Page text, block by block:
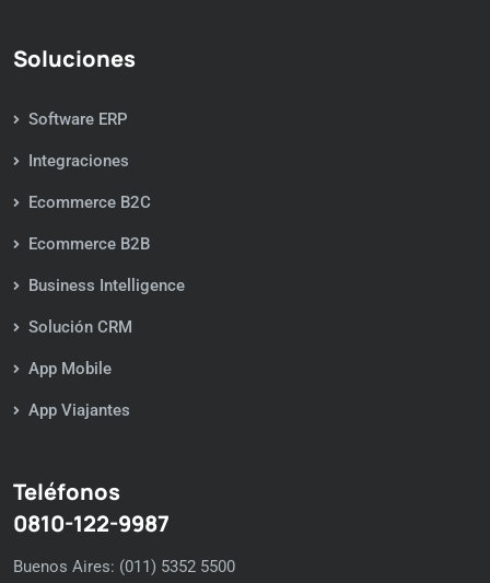
Soluciones
Software ERP
Integraciones
Ecommerce B2C
Ecommerce B2B
Business Intelligence
Solución CRM
App Mobile
App Viajantes
Teléfonos
0810-122-9987
Buenos Aires: (011) 5352 5500